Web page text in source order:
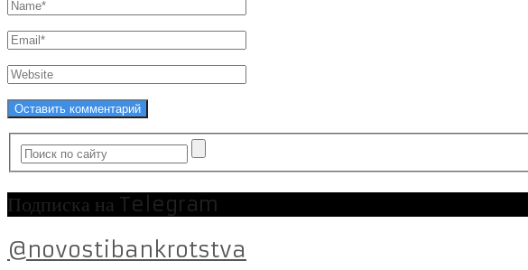
Подписка на Telegram
@novostibankrotstva